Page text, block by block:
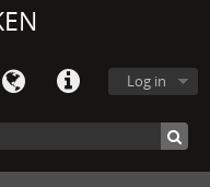
Log in